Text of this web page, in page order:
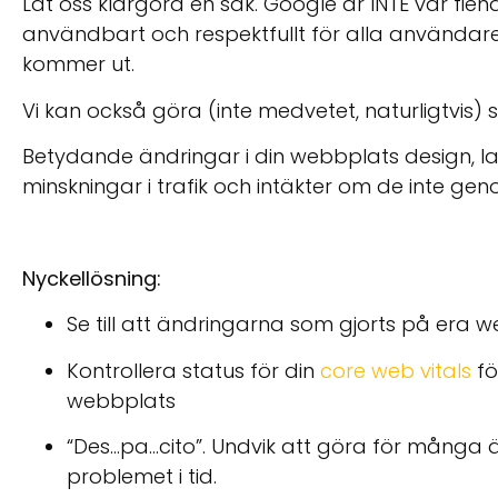
användbart och respektfullt för alla
kommer ut.
Vi kan också göra (inte medvetet,
Betydande ändringar i din webbplats design,
minskningar i trafik och intäkter om de inte
Nyckellösning:
Se till att ändringarna som gjorts på era
Kontrollera status för din core web vitals
webbplats
“Des…pa…cito”. Undvik att göra för
problemet i tid.